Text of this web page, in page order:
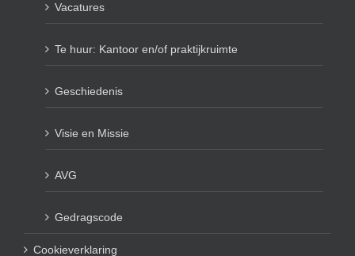
Vacatures
Te huur: Kantoor en/of praktijkruimte
Geschiedenis
Visie en Missie
AVG
Gedragscode
Cookieverklaring